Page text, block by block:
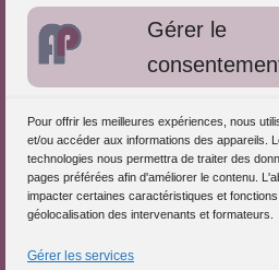
Gérer le
Pour offrir les meilleures expériences, nous
et/ou accéder aux informations des appareils.
technologies nous permettra de traiter des
pages préférées afin d'améliorer le contenu.
impacter certaines caractéristiques et
géolocalisation des intervenants et formateurs.
Gérer les services
Approches de l'Analyse des
S'inscrire dans l'Annuaire
Publiez vos formations
Charte déontologique